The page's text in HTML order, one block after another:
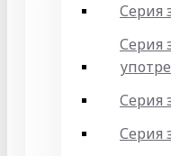
Серия
Серия
Серия
Серия